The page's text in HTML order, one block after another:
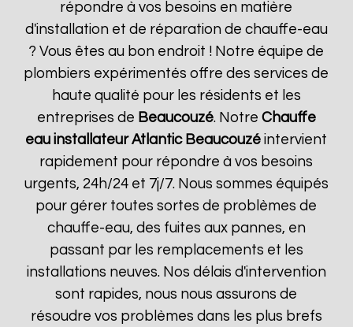
répondre à vos besoins en matière
d'installation et de réparation de chauffe-eau
? Vous êtes au bon endroit ! Notre équipe de
plombiers expérimentés offre des services de
haute qualité pour les résidents et les
entreprises de Beaucouzé. Notre Chauffe
eau installateur Atlantic Beaucouzé intervient
rapidement pour répondre à vos besoins
urgents, 24h/24 et 7j/7. Nous sommes équipés
pour gérer toutes sortes de problèmes de
chauffe-eau, des fuites aux pannes, en
passant par les remplacements et les
installations neuves. Nos délais d'intervention
sont rapides, nous nous assurons de
résoudre vos problèmes dans les plus brefs